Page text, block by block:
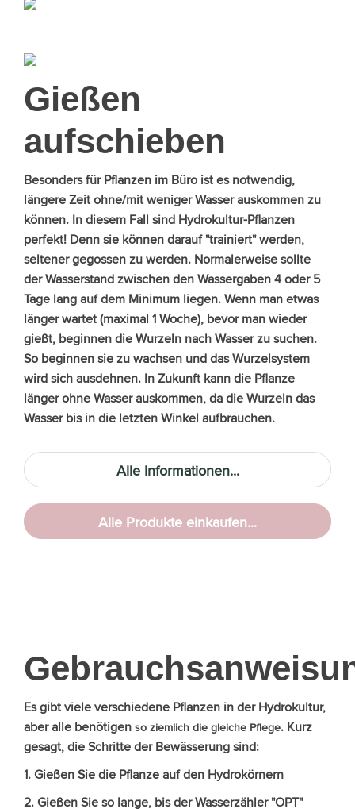
Gießen
aufschieben
Besonders für Pflanzen im Büro ist es notwendig,
längere Zeit ohne/mit weniger Wasser auskommen zu
können. In diesem Fall sind Hydrokultur-Pflanzen
perfekt! Denn sie können darauf "trainiert" werden,
seltener gegossen zu werden. Normalerweise sollte
der Wasserstand zwischen den Wassergaben 4 oder 5
Tage lang auf dem Minimum liegen. Wenn man etwas
länger wartet (maximal 1 Woche), bevor man wieder
gießt, beginnen die Wurzeln nach Wasser zu suchen.
So beginnen sie zu wachsen und das Wurzelsystem
wird sich ausdehnen. In Zukunft kann die Pflanze
länger ohne Wasser auskommen, da die Wurzeln das
Wasser bis in die letzten Winkel aufbrauchen.
Alle Informationen...
Alle Produkte einkaufen...
Es gibt viele verschiedene Pflanzen in der Hydrokultur,
aber alle benötigen so ziemlich die gleiche Pflege. Kurz
gesagt, die Schritte der Bewässerung sind:
1. Gießen Sie die Pflanze auf den Hydrokörnern
2. Gießen Sie so lange, bis der Wasserzähler "OPT"